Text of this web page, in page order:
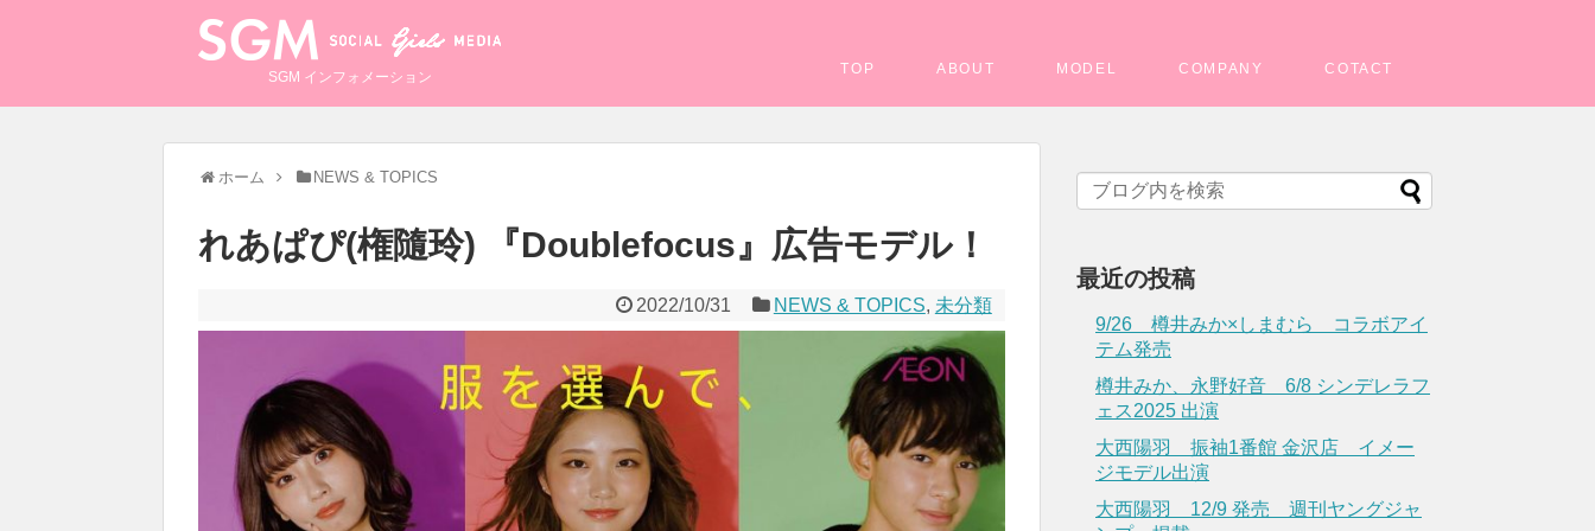
SGM インフォメーション COTACT
COMPANY
MODEL
ABOUT
TOP
ホーム NEWS & TOPICS
れあぱぴ(権隨玲) 『Doublefocus』広告モデル！
2022/10/31 NEWS & TOPICS, 未分類
最近の投稿
9/26 樽井みか×しまむら コラボアイ
テム発売
樽井みか、永野好音 6/8 シンデレラフ
ェス2025 出演
大西陽羽 振袖1番館 金沢店 イメー
ジモデル出演
大西陽羽 12/9 発売 週刊ヤングジャ